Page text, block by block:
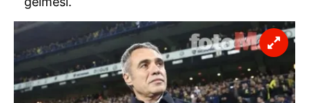
vasıtasıyla belirleyebilirsiniz. Çerezlere ilişkin detaylı bilgi
için Ayarlar butonuna tıklayabilir,
Çerez Bilgilendirme
Metnimiziziyaret edebilirsiniz.
6698 sayılı Kişisel Verilerin Korunması Kanunu uyarınca
hazırlanmış Aydınlatma Metnimizi okumak ve sitemizde